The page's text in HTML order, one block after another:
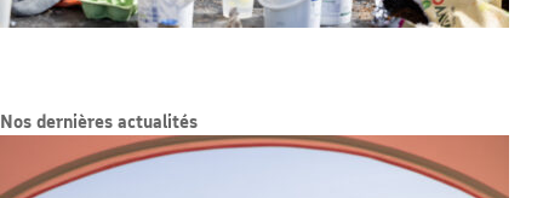
Nos dernières actualités